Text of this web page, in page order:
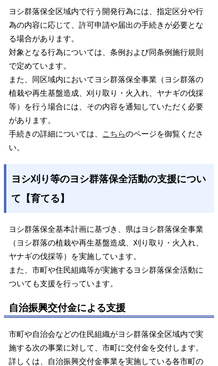
ヨシ群落保全区域内で行う開発行為には、指定区分や行
為の内容に応じて、許可申請や届出の手続きが必要とな
る場合があります。
対象となる行為については、条例および同条例施行規則
で定めています。
また、同区域内においてヨシ群落保全事業（ヨシ群落の
植栽や再生基盤造成、刈り取り・火入れ、ヤナギの伐採
等）を行う場合には、その内容を通知していただく必要
があります。
手続きの詳細については、
こちらのページを御覧くださ
い。
ヨシ刈り等のヨシ群落保全活動の支援につい
て【育てる】
ヨシ群落保全基本計画に基づき、県はヨシ群落保全事業
（ヨシ群落の植栽や再生基盤造成、刈り取り・火入れ、
ヤナギの伐採等）を実施しています。
また、市町や住民組織等が実施するヨシ群落保全活動に
ついても支援を行っています。
自治振興交付金による支援
市町や自治会などの住民組織がヨシ群落保全区域内で実
施する次の事業に対して、市町に交付金を交付します。
詳しくは、自治振興交付金事業を実施している各市町の